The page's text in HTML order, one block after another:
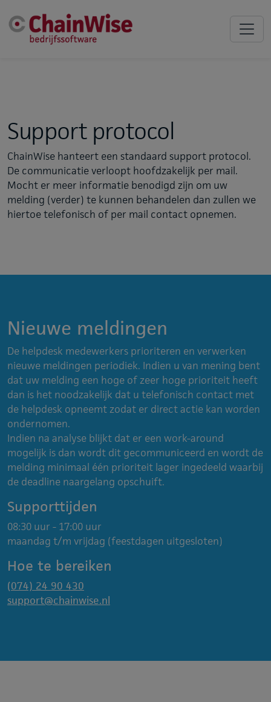
Support protocol
ChainWise hanteert een standaard support protocol.
De communicatie verloopt hoofdzakelijk per mail.
Mocht er meer informatie benodigd zijn om uw
melding (verder) te kunnen behandelen dan zullen we
hiertoe telefonisch of per mail contact opnemen.
Nieuwe meldingen
De helpdesk medewerkers prioriteren en verwerken
nieuwe meldingen periodiek. Indien u van mening bent
dat uw melding een hoge of zeer hoge prioriteit heeft
dan is het noodzakelijk dat u telefonisch contact met
de helpdesk opneemt zodat er direct actie kan worden
ondernomen.
Indien na analyse blijkt dat er een work-around
mogelijk is dan wordt dit gecommuniceerd en wordt de
melding minimaal één prioriteit lager ingedeeld waarbij
de deadline naargelang opschuift.
Supporttijden
08:30 uur - 17:00 uur
maandag t/m vrijdag (feestdagen uitgesloten)
Hoe te bereiken
(074) 24 90 430
support@chainwise.nl